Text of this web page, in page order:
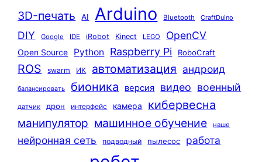
3D-печать AI Arduino Bluetooth CraftDuino
DIY Google IDE iRobot Kinect LEGO OpenCV
Open Source Python Raspberry Pi RoboCraft
ROS swarm ИК автоматизация андроид
балансировать бионика версия видео военный
датчик дрон интерфейс камера кибервесна
манипулятор машинное обучение наше
нейронная сеть подводный пылесос работа